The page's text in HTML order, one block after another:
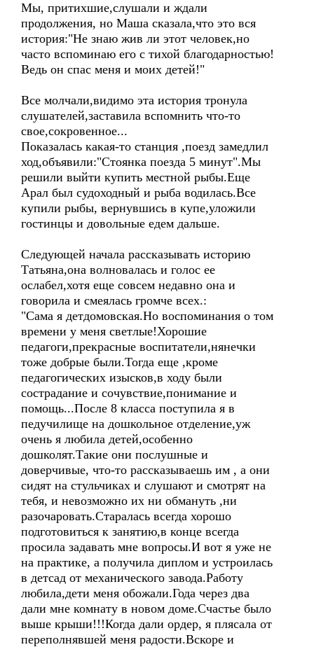
Мы, притихшие,слушали и ждали
продолжения, но Маша сказала,что это вся
история:"Не знаю жив ли этот человек,но
часто вспоминаю его с тихой благодарностью!
Ведь он спас меня и моих детей!"
Все молчали,видимо эта история тронула
слушателей,заставила вспомнить что-то
свое,сокровенное...
Показалась какая-то станция ,поезд замедлил
ход,объявили:"Стоянка поезда 5 минут".Мы
решили выйти купить местной рыбы.Еще
Арал был судоходный и рыба водилась.Все
купили рыбы, вернувшись в купе,уложили
гостинцы и довольные едем дальше.
Следующей начала рассказывать историю
Татьяна,она волновалась и голос ее
ослабел,хотя еще совсем недавно она и
говорила и смеялась громче всех.:
"Сама я детдомовская.Но воспоминания о том
времени у меня светлые!Хорошие
педагоги,прекрасные воспитатели,нянечки
тоже добрые были.Тогда еще ,кроме
педагогических изысков,в ходу были
сострадание и сочувствие,понимание и
помощь...После 8 класса поступила я в
педучилище на дошкольное отделение,уж
очень я любила детей,особенно
дошколят.Такие они послушные и
доверчивые, что-то рассказываешь им , а они
сидят на стульчиках и слушают и смотрят на
тебя, и невозможно их ни обмануть ,ни
разочаровать.Старалась всегда хорошо
подготовиться к занятию,в конце всегда
просила задавать мне вопросы.И вот я уже не
на практике, а получила диплом и устроилась
в детсад от механического завода.Работу
любила,дети меня обожали.Года через два
дали мне комнату в новом доме.Счастье было
выше крыши!!!Когда дали ордер, я плясала от
переполнявшей меня радости.Вскоре и